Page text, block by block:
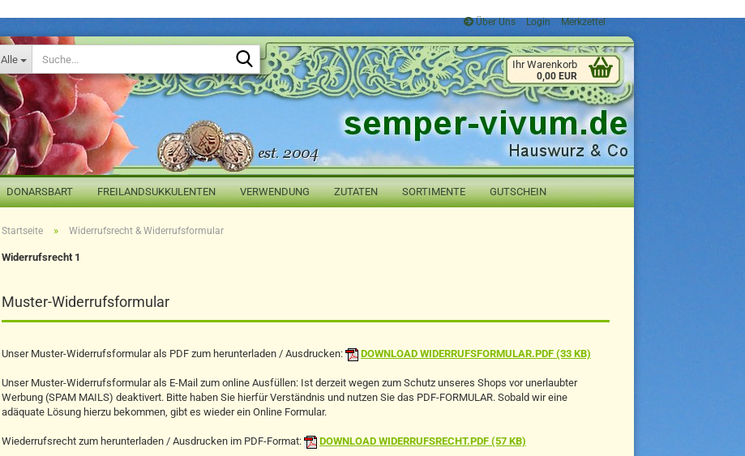
Über Uns Login Merkzettel
Alle
Suche...
Ihr Warenkorb
0,00 EUR
DONARSBART FREILANDSUKKULENTEN VERWENDUNG ZUTATEN SORTIMENTE GUTSCHEIN
Startseite » Widerrufsrecht & Widerrufsformular
Widerrufsrecht 1
Muster-Widerrufsformular
Unser Muster-Widerrufsformular als PDF zum herunterladen / Ausdrucken: DOWNLOAD WIDERRUFSFORMULAR.PDF (33 KB)
Unser Muster-Widerrufsformular als E-Mail zum online Ausfüllen: Ist derzeit wegen zum Schutz unseres Shops vor unerlaubter
Werbung (SPAM MAILS) deaktivert. Bitte haben Sie hierfür Verständnis und nutzen Sie das PDF-FORMULAR. Sobald wir eine
adäquate Lösung hierzu bekommen, gibt es wieder ein Online Formular.
Wiederrufsrecht zum herunterladen / Ausdrucken im PDF-Format: DOWNLOAD WIDERRUFSRECHT.PDF (57 KB)